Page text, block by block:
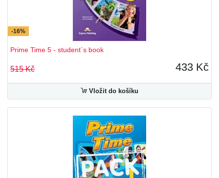
-16%
Prime Time 5 - student´s book
515 Kč 433 Kč
Vložit do košíku